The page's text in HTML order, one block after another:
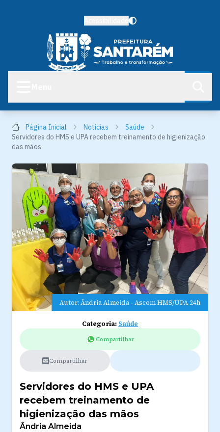
Página Inicial Notícias
Saúde
Servidores do HMS e UPA recebem treinamento de higienização
das mãos
Autor: Ândria Almeida - Ascom HMS/UPA 24h
Categoria: Saúde
Compartilhar
Compartilhar
Servidores do HMS e UPA
recebem treinamento de
higienização das mãos
Ândria Almeida